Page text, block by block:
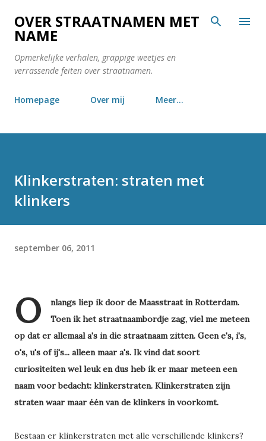
Doorgaan naar hoofdcontent
OVER STRAATNAMEN MET
NAME
Opmerkelijke verhalen, grappige weetjes en
verrassende feiten over straatnamen.
Homepage Over mij Meer…
Klinkerstraten: straten met
klinkers
september 06, 2011
O
nlangs liep ik door de Maasstraat in Rotterdam.
Toen ik het straatnaambordje zag, viel me meteen
op dat er allemaal a's in die straatnaam zitten. Geen e's, i's,
o's, u's of ij's... alleen maar a's. Ik vind dat soort
curiositeiten wel leuk en dus heb ik er maar meteen een
naam voor bedacht: klinkerstraten. Klinkerstraten zijn
straten waar maar één van de klinkers in voorkomt.
Bestaan er klinkerstraten met alle verschillende klinkers?